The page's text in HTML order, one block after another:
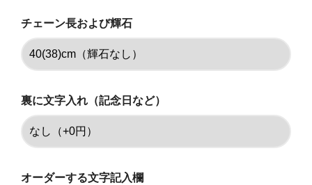
チェーン長および輝石
裏に文字入れ（記念日など）
オーダーする文字記入欄